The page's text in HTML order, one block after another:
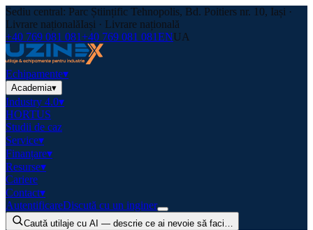
Sediu central: Parc Științific Tehnopolis, Bd. Poitiers nr. 10, Iași ·
Livrare naționalăIași · Livrare națională
+40 769 081 081+40 769 081 081ENUA
Echipamente▾
Academia▾
Industry 4.0▾
HORTUS
Studii de caz
Service▾
Finanțare▾
Resurse▾
Cariere
Contact▾
AutentificareDiscută cu un inginer
Caută utilaje cu AI — descrie ce ai nevoie să faci…